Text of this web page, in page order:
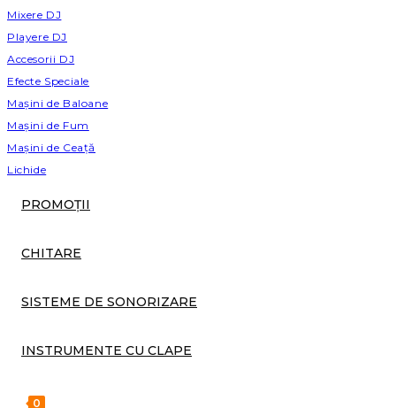
Mixere DJ
Playere DJ
Accesorii DJ
Efecte Speciale
Mașini de Baloane
Mașini de Fum
Mașini de Ceață
Lichide
PROMOȚII
CHITARE
SISTEME DE SONORIZARE
INSTRUMENTE CU CLAPE
0